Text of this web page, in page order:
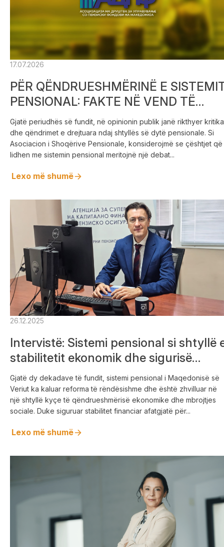
17.07.2026
PËR QËNDRUESHMËRINË E
PENSIONAL: FAKTE NË VEND TË
PERCEPTIMEVE – QËNDRIMET E
ASOCIACIONIT TË SHOQËRIVE
PENSIONALE
Gjatë periudhës së fundit, në opinionin publik janë rikthyer
dhe qëndrimet e drejtuara ndaj shtyllës së dytë pensionale. Si
Asociacion i Shoqërive Pensionale, konsiderojmë se çështjet që
lidhen me sistemin pensional meritojnë një debat...
Lexo më shumë
26.12.2025
Intervistë: Sistemi pensional si shtyllë
stabilitetit ekonomik dhe sigurisë
sociale
Gjatë dy dekadave të fundit, sistemi pensional i Maqedonisë së
Veriut ka kaluar reforma të rëndësishme dhe është zhvilluar në
një shtyllë kyçe të qëndrueshmërisë ekonomike dhe mbrojtjes
sociale. Duke siguruar stabilitet financiar afatgjatë për...
Lexo më shumë